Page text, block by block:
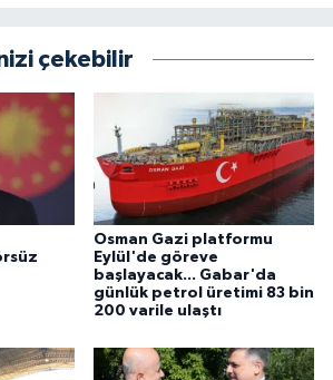
çekebilir
Osman Gazi platformu
Eylül'de göreve
başlayacak... Gabar'da
günlük petrol üretimi 83 bin
200 varile ulaştı